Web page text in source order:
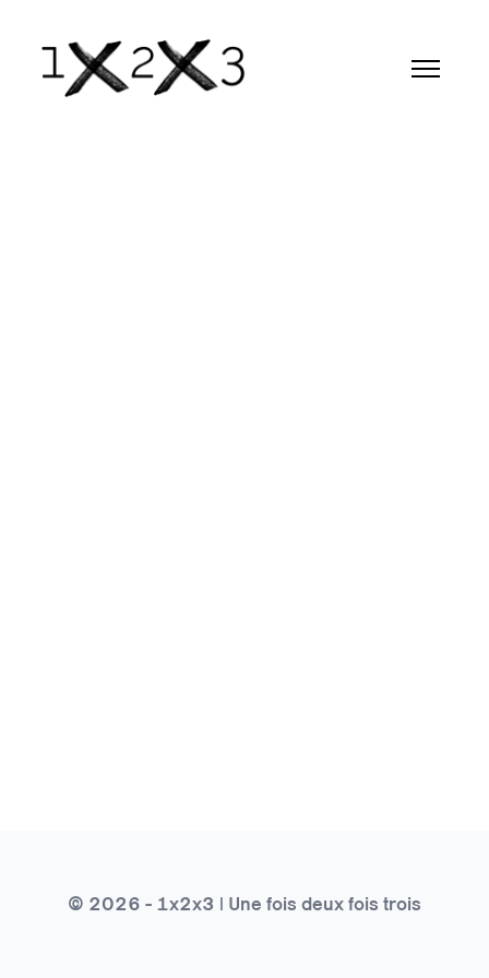
© 2026 - 1x2x3 | Une fois deux fois trois